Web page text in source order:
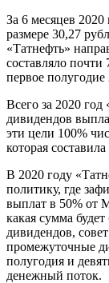
За 6 месяцев
размере 30,27
«Татнефть»
составляло
первое
Всего за 2020
дивидендов
эти цели 100%
которая
В 2020 году
политику, где
выплат в 50% от
какая сумма
дивидендов,
промежуточные
полугодия и
денежный поток.